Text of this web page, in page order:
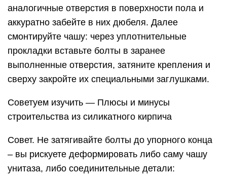
аналогичные отверстия в поверхности пола и
аккуратно забейте в них дюбеля. Далее
смонтируйте чашу: через уплотнительные
прокладки вставьте болты в заранее
выполненные отверстия, затяните крепления и
сверху закройте их специальными заглушками.
Советуем изучить — Плюсы и минусы
строительства из силикатного кирпича
Совет. Не затягивайте болты до упорного конца
– вы рискуете деформировать либо саму чашу
унитаза, либо соединительные детали: